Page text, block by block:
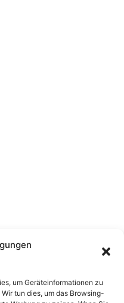
um Geräteinformationen zu
tun dies, um das Browsing-